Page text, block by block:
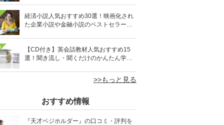
経済小説人気おすすめ30選！映画化され
た企業小説や金融小説のベストセラーを
【CD付き】英会話教材人気おすすめ15
選！聞き流し・聞くだけのかんたん学習
>>もっと見る
おすすめ情報
『天才ベジホルダー』の口コミ・評判を